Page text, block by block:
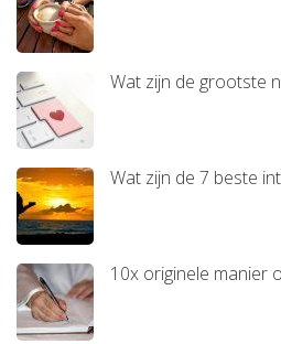
Wat zijn de grootste
Wat zijn de 7 beste
10x originele manier